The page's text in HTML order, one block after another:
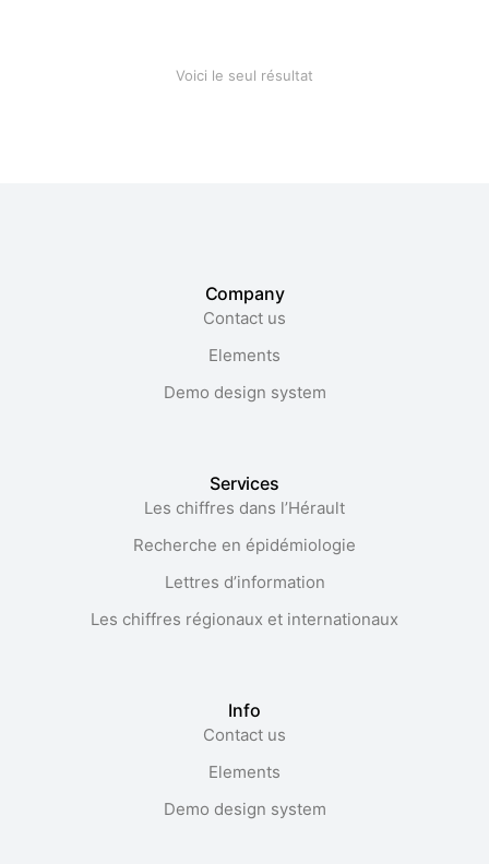
Voici le seul résultat
Company
Contact us
Elements
Demo design system
Services
Les chiffres dans l’Hérault​
Recherche en épidémiologie
Lettres d’information
Les chiffres régionaux et internationaux
Info
Contact us
Elements
Demo design system